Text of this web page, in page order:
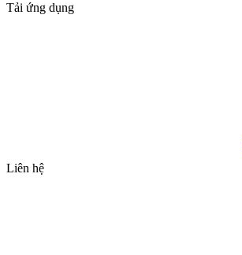
Tải ứng dụng
Liên hệ